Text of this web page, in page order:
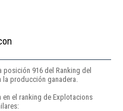
916 del Ranking del
producción ganadera.
el ranking de Explotacions